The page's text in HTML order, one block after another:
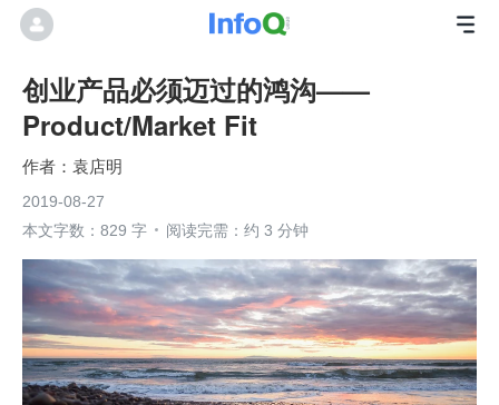
创业产品必须迈过的鸿沟——
Product/Market Fit
袁店明
2019-08-27
本文字数：829 字
阅读完需：约 3 分钟